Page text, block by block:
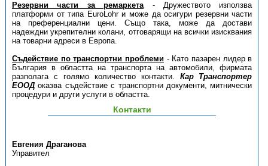
Резервни части за ремаркета- Дружеството използва
платформи от типа EuroLohr и може да осигури резервни части
на преференциални цени. Също така, може да достави
надеждни укрепителни колани, отговарящи на всички изисквания
на товарни адреси в Европа.
Съдействие по транспортни проблеми - Като пазарен лидер в
България в областта на транспорта на автомобили, фирмата
разполага с голямо количество контакти. Кар Транспортер
ЕООДоказва съдействие с транспортни документи, митнически
процедури и други услуги в областта.
Контакти
Евгения Драганова
Управител